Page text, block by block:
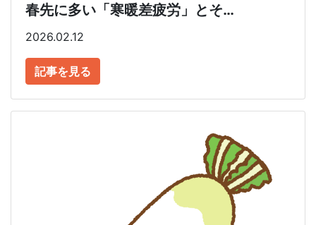
春先に多い「寒暖差疲労」とそ…
2026.02.12
記事を見る